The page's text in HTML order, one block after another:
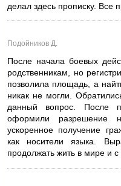
делал здесь прописку. Все
Подойников Д.
После начала боевых
родственникам, но
позволила площадь, а
никак не могли.
данный вопрос. После
оформили разрешение
ускоренное получение
как носители языка.
продолжать жить в мире и с